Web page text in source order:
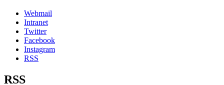
Webmail
Intranet
Twitter
Facebook
Instagram
RSS
RSS